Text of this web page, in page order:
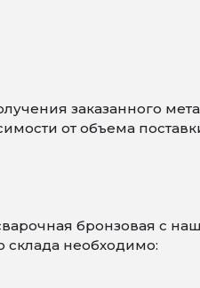
заказанного
от объема
бронзовая с
склада необходимо: